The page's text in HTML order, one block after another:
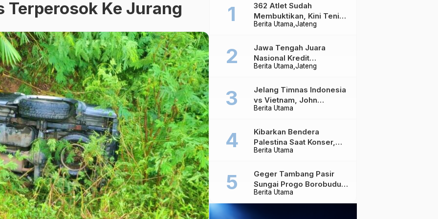
Terperosok Ke Jurang
Berita Utama Jateng
362 Atlet Sudah
Membuktikan, Kini Tenis
Meja Jateng Dibidik Jadi
Berita Utama Jateng
Jawa Tengah Juara
Nasional Kredit
Perumahan, Realisasi
Berita Utama
Jelang Timnas Indonesia
vs Vietnam, John
Herdman Ungkap Hal
Berita Utama
Kibarkan Bendera
Palestina Saat Konser,
Massive Attack Dilarang
Berita Utama
Geger Tambang Pasir
Sungai Progo Borobudur,
Warga Sambeng Hentikan
Alat Berat dan Usir Truk